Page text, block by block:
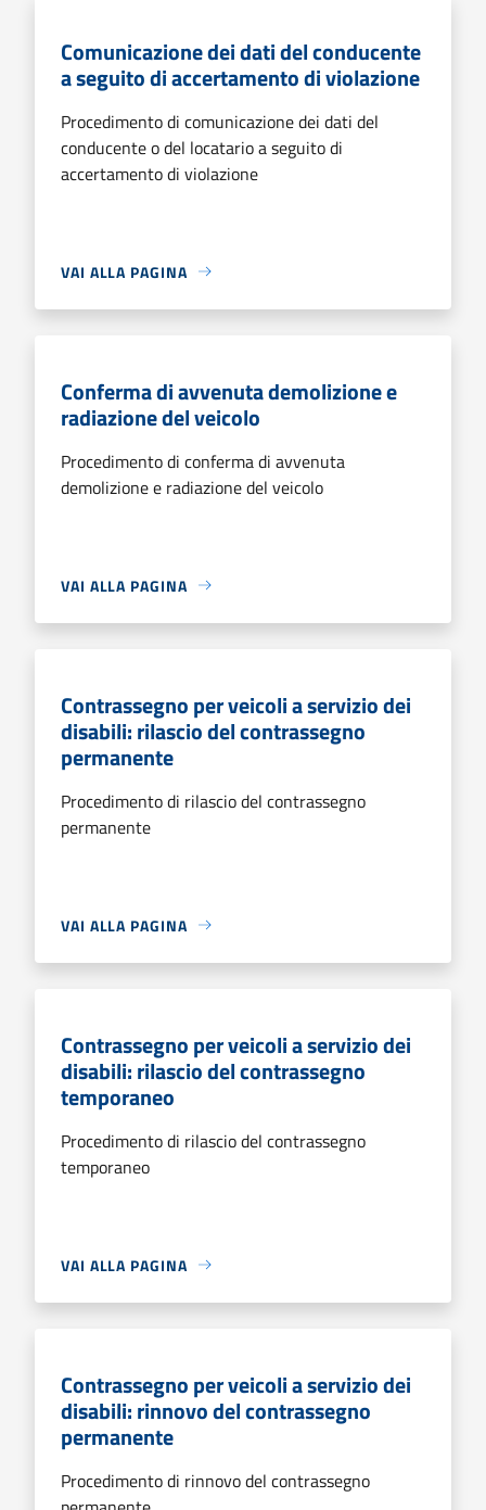
Comunicazione dei dati del conducente
a seguito di accertamento di violazione
Procedimento di comunicazione dei dati del
conducente o del locatario a seguito di
accertamento di violazione
VAI ALLA PAGINA
Conferma di avvenuta demolizione e
radiazione del veicolo
Procedimento di conferma di avvenuta
demolizione e radiazione del veicolo
VAI ALLA PAGINA
Contrassegno per veicoli a servizio dei
disabili: rilascio del contrassegno
permanente
Procedimento di rilascio del contrassegno
permanente
VAI ALLA PAGINA
Contrassegno per veicoli a servizio dei
disabili: rilascio del contrassegno
temporaneo
Procedimento di rilascio del contrassegno
temporaneo
VAI ALLA PAGINA
Contrassegno per veicoli a servizio dei
disabili: rinnovo del contrassegno
permanente
Procedimento di rinnovo del contrassegno